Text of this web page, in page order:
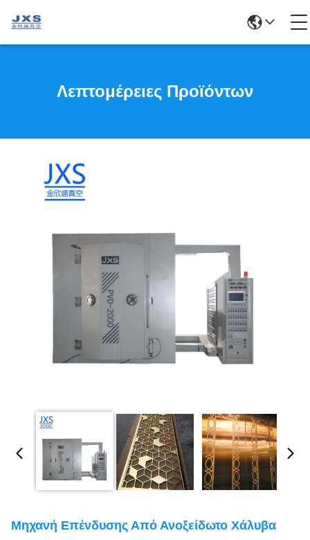
Λεπτομέρειες Προϊόντων
Μηχανή Επένδυσης Από Ανοξείδωτο Χάλυβα